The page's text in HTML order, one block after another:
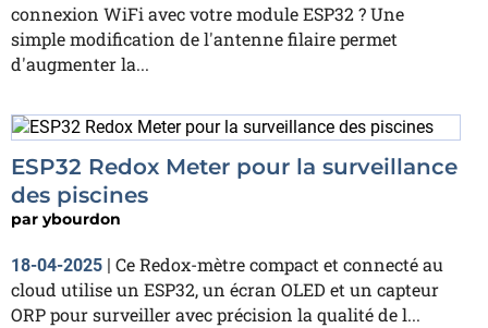
connexion WiFi avec votre module ESP32 ? Une
simple modification de l'antenne filaire permet
d'augmenter la...
ESP32 Redox Meter pour la surveillance
des piscines
par ybourdon
18-04-2025
Ce Redox-mètre compact et connecté au
cloud utilise un ESP32, un écran OLED et un capteur
ORP pour surveiller avec précision la qualité de l...